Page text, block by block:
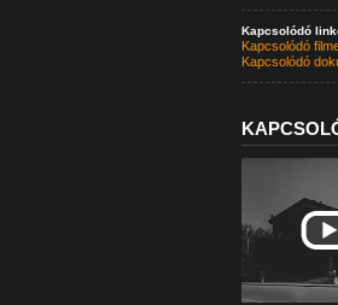
Kapcsolódó
Kapcsolódó
Kapcsolódó